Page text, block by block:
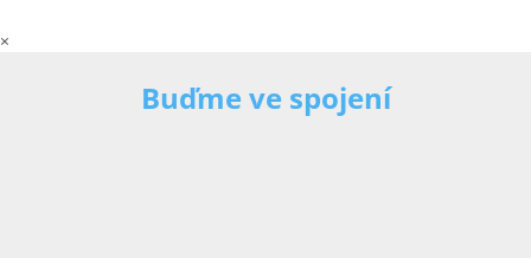
×
Buďme ve spojení